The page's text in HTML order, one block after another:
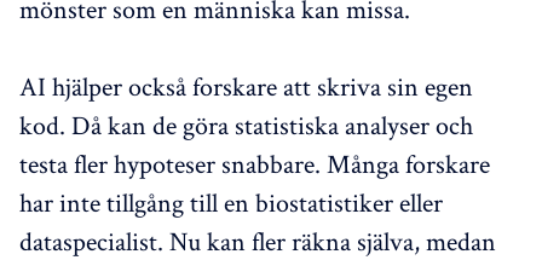
mönster som en människa kan missa.
AI hjälper också forskare att skriva sin egen
kod. Då kan de göra statistiska analyser och
testa fler hypoteser snabbare. Många forskare
har inte tillgång till en biostatistiker eller
dataspecialist. Nu kan fler räkna själva, medan